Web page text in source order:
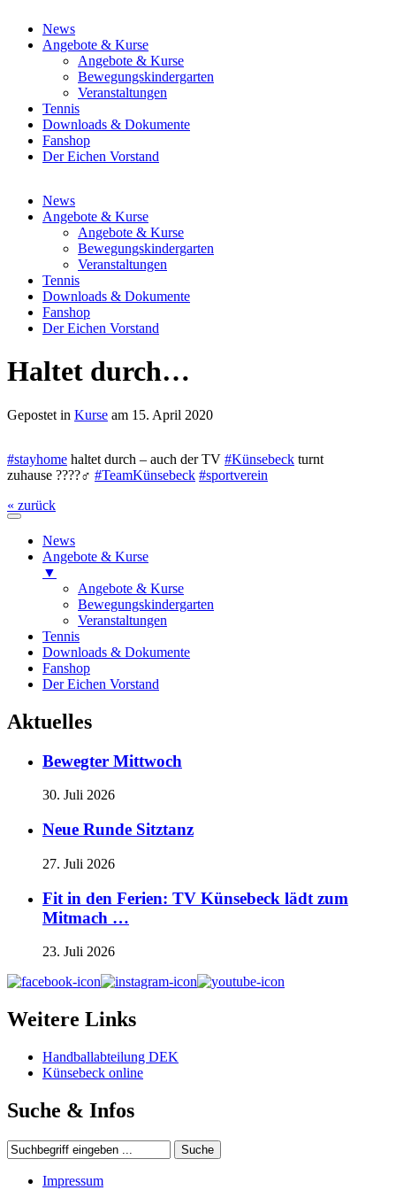
News
Angebote & Kurse
Angebote & Kurse
Bewegungskindergarten
Veranstaltungen
Tennis
Downloads & Dokumente
Fanshop
Der Eichen Vorstand
News
Angebote & Kurse
Angebote & Kurse
Bewegungskindergarten
Veranstaltungen
Tennis
Downloads & Dokumente
Fanshop
Der Eichen Vorstand
Haltet durch…
Gepostet in Kurse am 15. April 2020
#stayhome haltet durch – auch der TV #Künsebeck turnt
zuhause ????‍♂️ #TeamKünsebeck #sportverein
« zurück
News
Angebote & Kurse
▼
Angebote & Kurse
Bewegungskindergarten
Veranstaltungen
Tennis
Downloads & Dokumente
Fanshop
Der Eichen Vorstand
Scroll
Up
Aktuelles
Bewegter Mittwoch
30. Juli 2026
Neue Runde Sitztanz
27. Juli 2026
Fit in den Ferien: TV Künsebeck lädt zum
Mitmach …
23. Juli 2026
Weitere Links
Handballabteilung DEK
Künsebeck online
Suche & Infos
Impressum